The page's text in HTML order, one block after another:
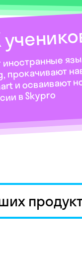
о нашей